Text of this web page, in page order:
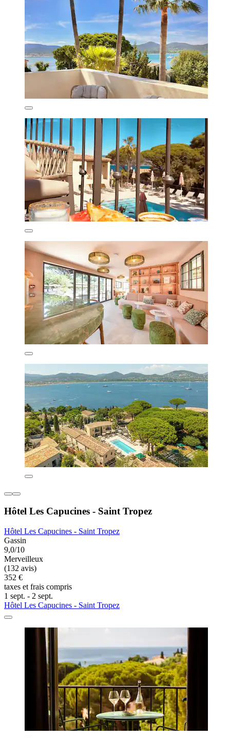
Hôtel Les Capucines - Saint Tropez
Hôtel Les Capucines - Saint Tropez
Gassin
9,0/10
Merveilleux
(132 avis)
352 €
taxes et frais compris
1 sept. - 2 sept.
Hôtel Les Capucines - Saint Tropez